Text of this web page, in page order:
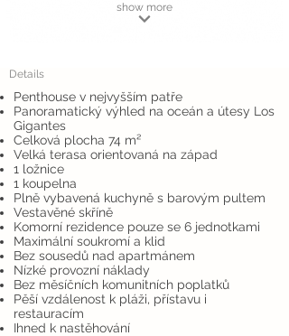
show more
Details
Penthouse v nejvyšším patře
Panoramatický výhled na oceán a útesy Los
Gigantes
Celková plocha 74 m²
Velká terasa orientovaná na západ
1 ložnice
1 koupelna
Plně vybavená kuchyně s barovým pultem
Vestavěné skříně
Komorní rezidence pouze se 6 jednotkami
Maximální soukromí a klid
Bez sousedů nad apartmánem
Nízké provozní náklady
Bez měsíčních komunitních poplatků
Pěší vzdálenost k pláži, přístavu i
restauracím
Ihned k nastěhování